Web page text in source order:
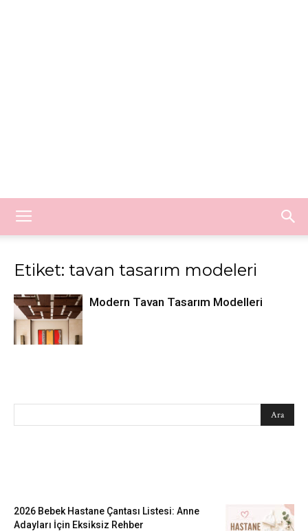
Etiket: tavan tasarım modeleri
Modern Tavan Tasarım Modelleri
2026 Bebek Hastane Çantası Listesi: Anne
Adayları İçin Eksiksiz Rehber